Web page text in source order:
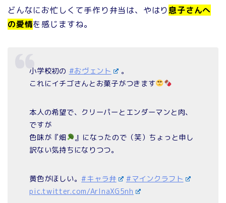
どんなにお忙しくて手作り弁当は、やはり息子さんへ
の愛情を感じますね。
小学校初の #おヴェント
。
これにイチゴさんとお菓子がつきます
本人の希望で、クリーパーとエンダーマンと肉、
ですが
色味が『畑
』になったので（笑）ちょっと申し
訳ない気持ちになりつつ。
黄色がほしい。 #キャラ弁
#マインクラフト
pic.twitter.com/ArlnaXG5nh